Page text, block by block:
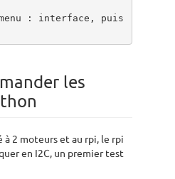
: interface, puis
les
à 2 moteurs et au rpi, le rpi
en I2C, un premier test